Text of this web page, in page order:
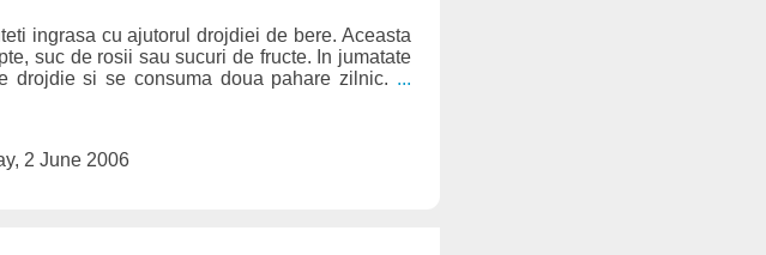
ingrasa cu ajutorul drojdiei de bere. Aceasta
suc de rosii sau sucuri de fructe. In jumatate
drojdie si se consuma doua pahare zilnic. ...
2 June 2006